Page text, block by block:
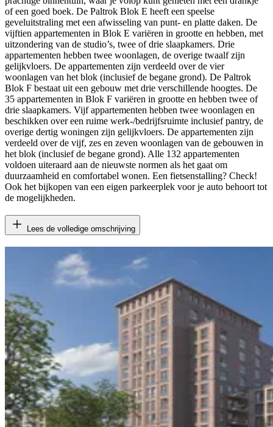
of een goed boek. De Paltrok Blok E heeft een speelse
geveluitstraling met een afwisseling van punt- en platte daken. De
vijftien appartementen in Blok E variëren in grootte en hebben, met
uitzondering van de studio’s, twee of drie slaapkamers. Drie
appartementen hebben twee woonlagen, de overige twaalf zijn
gelijkvloers. De appartementen zijn verdeeld over de vier
woonlagen van het blok (inclusief de begane grond). De Paltrok
Blok F bestaat uit een gebouw met drie verschillende hoogtes. De
35 appartementen in Blok F variëren in grootte en hebben twee of
drie slaapkamers. Vijf appartementen hebben twee woonlagen en
beschikken over een ruime werk-/bedrijfsruimte inclusief pantry, de
overige dertig woningen zijn gelijkvloers. De appartementen zijn
verdeeld over de vijf, zes en zeven woonlagen van de gebouwen in
het blok (inclusief de begane grond). Alle 132 appartementen
voldoen uiteraard aan de nieuwste normen als het gaat om
duurzaamheid en comfortabel wonen. Een fietsenstalling? Check!
Ook het bijkopen van een eigen parkeerplek voor je auto behoort tot
de mogelijkheden.
Lees de volledige omschrijving